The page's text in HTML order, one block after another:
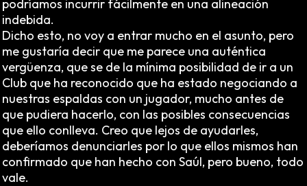
podríamos incurrir fácilmente en una alineación
indebida.
Dicho esto, no voy a entrar mucho en el asunto, pero
me gustaría decir que me parece una auténtica
vergüenza, que se de la mínima posibilidad de ir a un
Club que ha reconocido que ha estado negociando a
nuestras espaldas con un jugador, mucho antes de
que pudiera hacerlo, con las posibles consecuencias
que ello conlleva. Creo que lejos de ayudarles,
deberíamos denunciarles por lo que ellos mismos han
confirmado que han hecho con Saúl, pero bueno, todo
vale.